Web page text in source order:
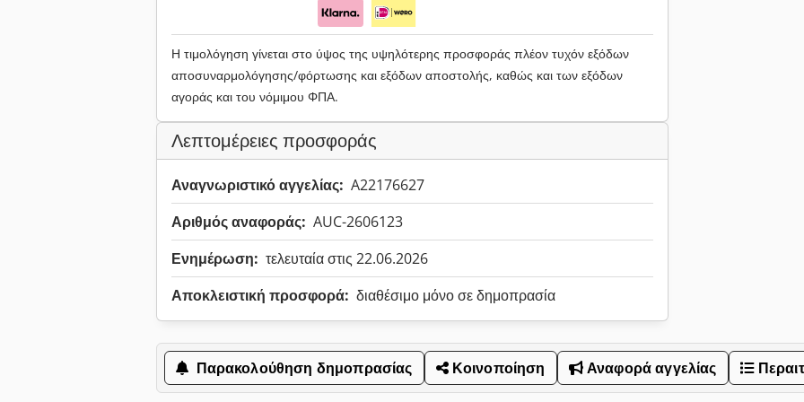
Η τιμολόγηση γίνεται στο ύψος της υψηλότερης προσφοράς πλέον τυχόν εξόδων
αποσυναρμολόγησης/φόρτωσης και εξόδων αποστολής, καθώς και των εξόδων
αγοράς και του νόμιμου ΦΠΑ.
Λεπτομέρειες προσφοράς
Αναγνωριστικό αγγελίας: A22176627
Αριθμός αναφοράς: AUC-2606123
Ενημέρωση: τελευταία στις 22.06.2026
Αποκλειστική προσφορά: διαθέσιμο μόνο σε δημοπρασία
Παρακολούθηση δημοπρασίας Κοινοποίηση Αναφορά αγγελίας